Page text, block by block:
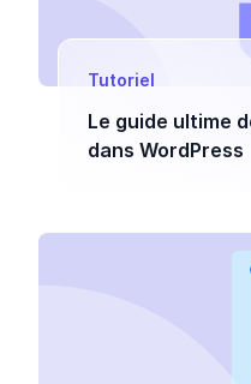
Tutoriel
Le guide ultime
dans WordPress